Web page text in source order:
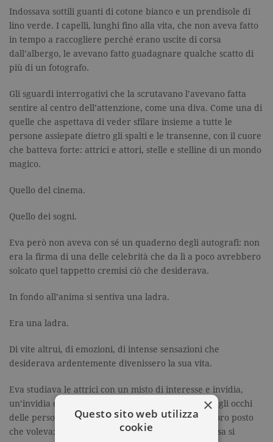
Indossava sottili guanti di cotone bianco e un prendisole di
lino verde. I capelli, lunghi fino alla vita, che non aveva fatto
in tempo a raccogliere perché erano uscite di corsa
dall’albergo, le avevano fatto guadagnare qualche scatto di
più di un fotografo.
Gli sguardi interrogativi che la scrutavano l’avevano fatta
sentire al centro dell’attenzione, come una diva. Come una di
quelle che aspettava di veder sfilare insieme a tutte le
persone assiepate dietro gli spalti e le transenne, con il cuore
che batteva forte: attrici e attori, stelle e stelline di un mondo
magico.
Quello del cinema.
Quello dei sogni.
Eva però non aveva con sé un quaderno degli autografi: non
era la firma di una delle celebrità che da lì a poco avrebbero
solcato quel tappetto cremisi ciò che desiderava.
In fondo all’anima si sentiva una ladra.
Era una ladra.
Di vite altrui, di emozioni, di intense sensazioni che
desiderava ardentemente divenissero la sua vita.
Eva studiava le attrici con un misto di interesse e invidia,
un’invidia diversa però da quella che si leggeva negli occhi
delle persone accorse lì per curiosare. Non era il loro posto
che voleva: lei smaniava dal desiderio di sapere cosa si
×
Questo sito web utilizza
cookie